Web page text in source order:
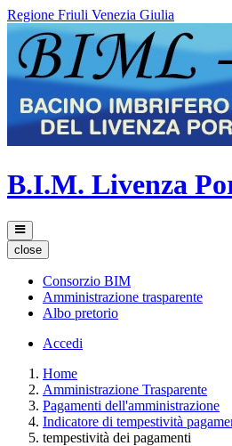
Regione Friuli Venezia Giulia
B.I.M. Livenza
close
Consorzio BIM
Amministrazione trasparente
Albo pretorio
Accedi
Home
Amministrazione Trasparente
Pagamenti dell'amministrazione
Indicatore di tempestività
tempestività dei pagamenti